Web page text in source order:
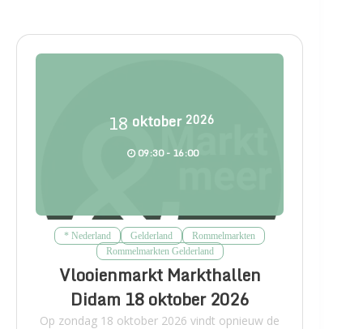
18 oktober 2026
09:30 - 16:00
* Nederland Gelderland
Rommelmarkten
Rommelmarkten Gelderland
Vlooienmarkt Markthallen
Didam 18 oktober 2026
Op zondag 18 oktober 2026 vindt opnieuw de